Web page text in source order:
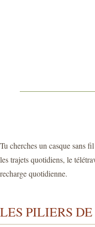
Tu cherches un casque sans
les trajets quotidiens, le
recharge quotidienne.
LES PILIERS DE